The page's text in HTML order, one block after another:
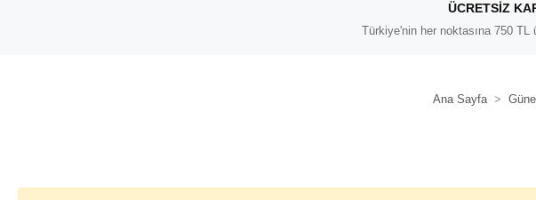
ÜCRETSIZ
Türkiye'nin her noktasına 750
Ana Sayfa